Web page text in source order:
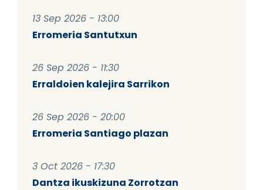
13 Sep 2026 - 13:00
Erromeria Santutxun
26 Sep 2026 - 11:30
Erraldoien kalejira Sarrikon
26 Sep 2026 - 20:00
Erromeria Santiago plazan
3 Oct 2026 - 17:30
Dantza ikuskizuna Zorrotzan